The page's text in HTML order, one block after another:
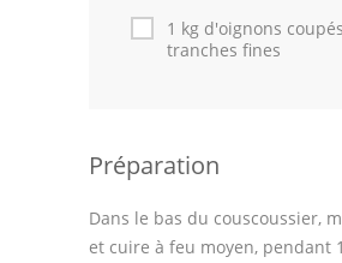
Fêtes Religieuses
Thèmes
Espace Personnel
1 kg d'oignons
tranches fines
Préparation
Dans le bas du couscoussier,
et cuire à feu moyen, pendant